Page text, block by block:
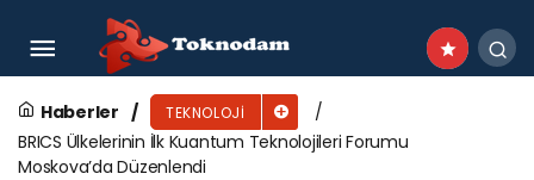
Haberler TEKNOLOJI
BRICS Ülkelerinin İlk Kuantum Teknolojileri Forumu
Moskova’da Düzenlendi
Bosch, WIN Eurasia’da İleri Üretim
Teknolojilerini Sergiliyor